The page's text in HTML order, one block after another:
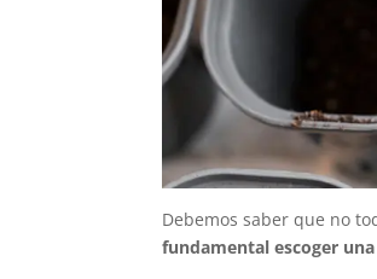
Debemos saber que no
fundamental escoger